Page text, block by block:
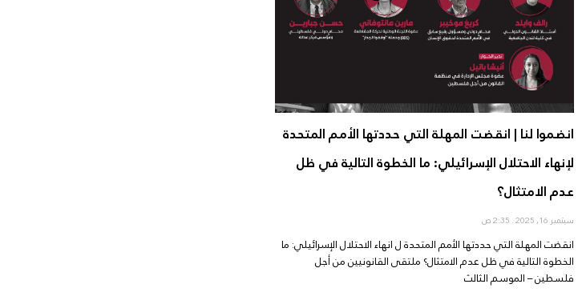
انضموا لنا | انقضت المهلة التي حددتها الأمم المتحدة
لإنهاء الاحتلال الإسرائيلي: ما الخطوة التالية في ظل
عدم الامتثال؟
سبتمبر 16, 2025
انقضت المهلة التي حددتها الأمم المتحدة ل انهاء الاحتلال الإسرائيلي: ما
الخطوة التالية في ظل عدم الامتثال؟ ملتقى القانونيين من أجل
فلسطين – الموسم الثالث